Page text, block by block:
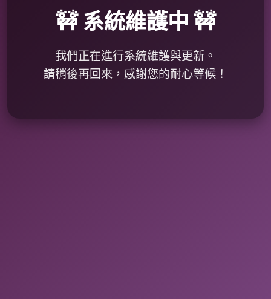
🚧 系統維護中 🚧
我們正在進行系統維護與更新。
請稍後再回來，感謝您的耐心等候！